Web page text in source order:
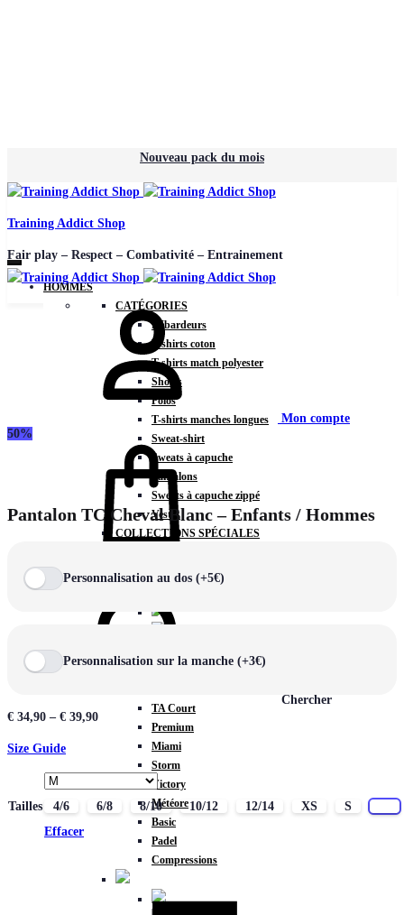
Nouveau pack du mois
Training Addict Shop
Fair play – Respect – Combativité – Entrainement
HOMMES
CATÉGORIES
Débardeurs
T-shirts coton
T-shirts match polyester
Shorts
Polos
T-shirts manches longues
Sweat-shirt
Sweats à capuche
Pantalons
Sweats à capuche zippé
Vestes
COLLECTIONS SPÉCIALES
TA Court
Premium
Miami
Storm
Victory
Météore
Basic
Padel
Compressions
Mon compte
Chercher
50%
Pantalon TC Cheval Blanc – Enfants / Hommes
Personnalisation au dos (+5€)
Personnalisation sur la manche (+3€)
€ 34,90 – € 39,90
Size Guide
Tailles 4/6 6/8 8/10 10/12 12/14 XS S
Effacer